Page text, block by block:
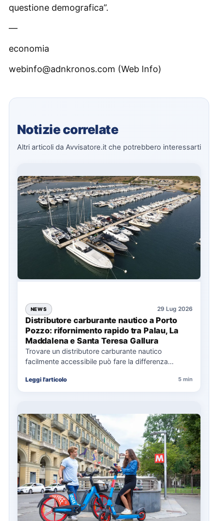
questione demografica”.
—
economia
webinfo@adnkronos.com (Web Info)
Notizie correlate
Altri articoli da Avvisatore.it che potrebbero interessarti
NEWS 29 Lug 2026
Distributore carburante nautico a Porto
Pozzo: rifornimento rapido tra Palau, La
Maddalena e Santa Teresa Gallura
Trovare un distributore carburante nautico
facilmente accessibile può fare la differenza
soprattutto…
Leggi l'articolo 5 min